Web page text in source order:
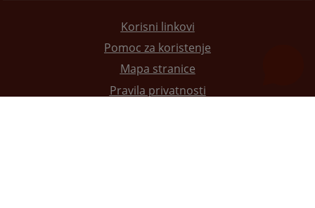
Korisni linkovi
Pomoc za koristenje
Mapa stranice
Pravila privatnosti